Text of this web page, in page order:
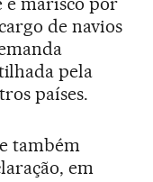
de navios
pela
países.
também
em